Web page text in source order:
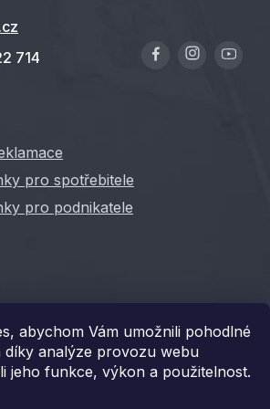
abychom Vám umožnili pohodlné
analýze provozu webu
jeho funkce, výkon a použitelnost.
714
pro spotřebitele
pro podnikatele